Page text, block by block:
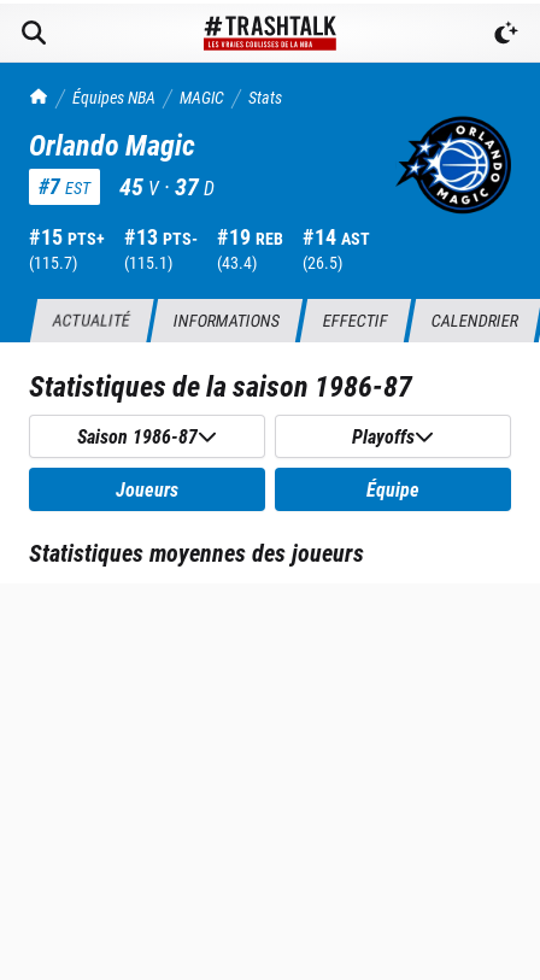
TrashTalk Actu NBA
Équipes NBA MAGIC Stats
Orlando Magic
#7 EST 45 V ·37D
#15 PTS+
(115.7)
#13 PTS-
(115.1)
#19 REB
(43.4)
#14 AST
(26.5)
ACTUALITÉ INFORMATIONS EFFECTIF CALENDRIER
Statistiques de la saison 1986-87
Saison 1986-87 Playoffs
Joueurs Équipe
Statistiques moyennes des joueurs